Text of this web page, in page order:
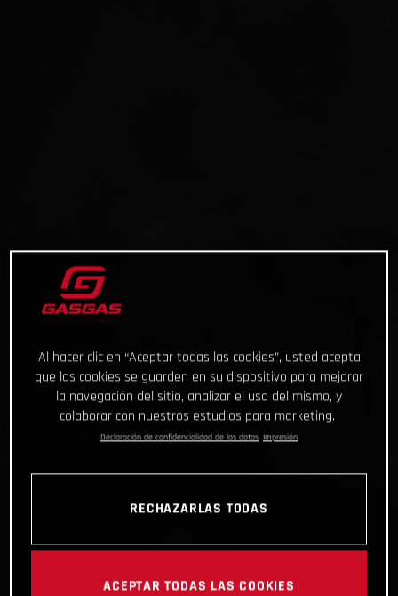
Al hacer clic en “Aceptar todas las cookies”, usted acepta
que las cookies se guarden en su dispositivo para mejorar
la navegación del sitio, analizar el uso del mismo, y
colaborar con nuestros estudios para marketing.
Declaración de confidencialidad de los datos Impresión
RECHAZARLAS TODAS
ACEPTAR TODAS LAS COOKIES